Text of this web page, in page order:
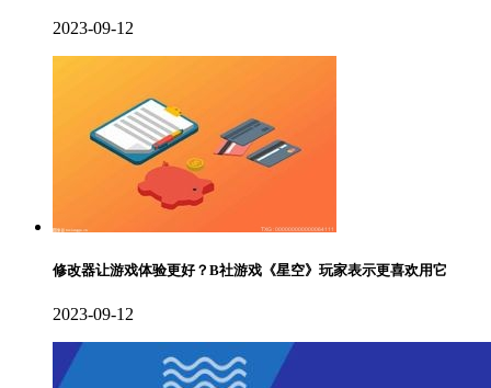
2023-09-12
修改器让游戏体验更好？B社游戏《星空》玩家表示更喜欢用它
2023-09-12